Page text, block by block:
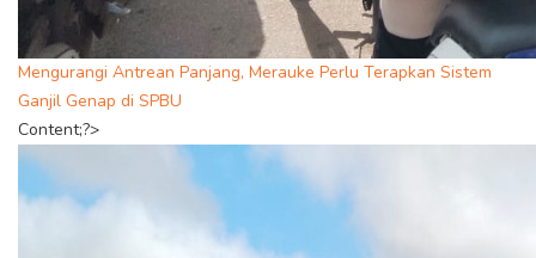
Mengurangi Antrean Panjang, Merauke Perlu Terapkan Sistem
Ganjil Genap di SPBU
Content;?>